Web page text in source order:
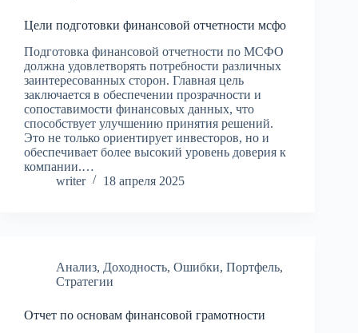
Цели подготовки финансовой отчетности мсфо
Подготовка финансовой отчетности по МСФО
должна удовлетворять потребности различных
заинтересованных сторон. Главная цель
заключается в обеспечении прозрачности и
сопоставимости финансовых данных, что
способствует улучшению принятия решений.
Это не только ориентирует инвесторов, но и
обеспечивает более высокий уровень доверия к
компании.…
writer
18 апреля 2025
Анализ, Доходность, Ошибки, Портфель,
Стратегии
Отчет по основам финансовой грамотности